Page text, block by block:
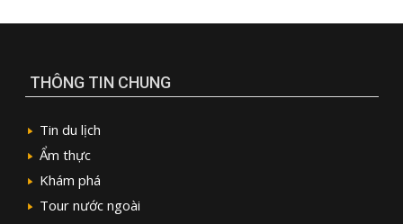
THÔNG TIN CHUNG
Tin du lịch
Ẩm thực
Khám phá
Tour nước ngoài